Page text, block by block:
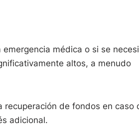
médica o si se
altos, a menudo
de fondos en caso
adicional.